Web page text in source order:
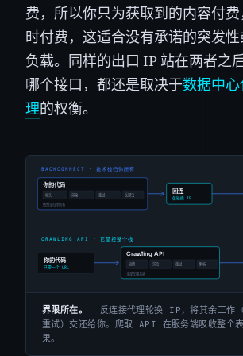
费，所以你只为获取到的内容付
时付费，这适合没有承诺的突发
负载。同样的出口 IP 站在两者之
哪个接口，都还是取决于数据中
理的权衡。
界限所在。
反连接代理轮换 IP，将其余工作（
重试）交还给你。爬取 API 在服务端吸收整个
果。